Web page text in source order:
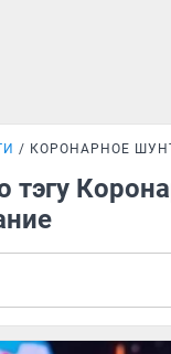
КОРОНАРНОЕ
тэгу